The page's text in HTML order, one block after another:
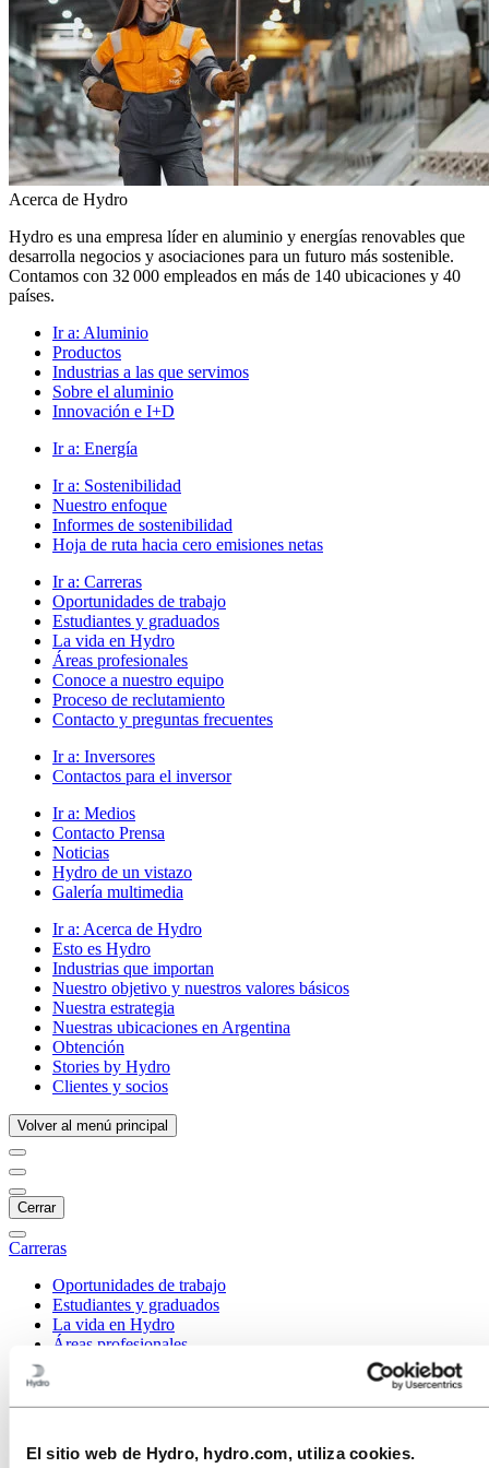
El sitio web de Hydro, hydro.com, utiliza cookies.
Acerca de Hydro
Hydro es una empresa líder en aluminio y energías renovables que
desarrolla negocios y asociaciones para un futuro más sostenible.
Contamos con 32 000 empleados en más de 140 ubicaciones y 40
países.
Ir a: Aluminio
Productos
Industrias a las que servimos
Sobre el aluminio
Innovación e I+D
Ir a: Energía
Ir a: Sostenibilidad
Nuestro enfoque
Informes de sostenibilidad
Hoja de ruta hacia cero emisiones netas
Ir a: Carreras
Oportunidades de trabajo
Estudiantes y graduados
La vida en Hydro
Áreas profesionales
Conoce a nuestro equipo
Proceso de reclutamiento
Contacto y preguntas frecuentes
Ir a: Inversores
Contactos para el inversor
Ir a: Medios
Contacto Prensa
Noticias
Hydro de un vistazo
Galería multimedia
Ir a: Acerca de Hydro
Esto es Hydro
Industrias que importan
Nuestro objetivo y nuestros valores básicos
Nuestra estrategia
Nuestras ubicaciones en Argentina
Obtención
Stories by Hydro
Clientes y socios
Volver al menú principal
Cerrar
Carreras
Oportunidades de trabajo
Estudiantes y graduados
La vida en Hydro
Áreas profesionales
Finanzas y contabilidad
Tecnologías de la información